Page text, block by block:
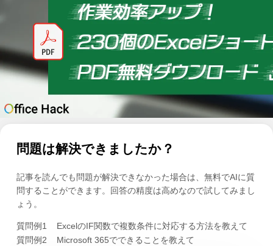
問題は解決できましたか？
記事を読んでも問題が解決できなかった場合は、無料でAIに質
問することができます。回答の精度は高めなので試してみまし
ょう。
質問例1
ExcelのIF関数で複数条件に対応する方法を教えて
質問例2
Microsoft 365でできることを教えて